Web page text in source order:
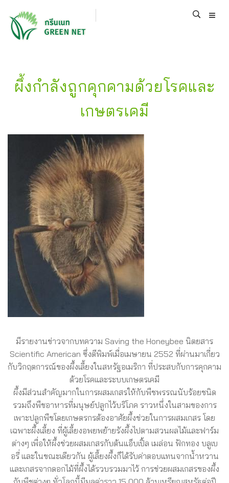
ผึ้งกำลังถูกคุกคามด้วยโรคและ
เกษตรเคมี
มีรายงานข่าวจากบทความ Saving the Honeybee นิตยสาร
Scientific American ซึ่งตีพิมพ์เมื่อเมษายน 2552 ที่ผ่านมาเกี่ยว
กับวิกฤตการณ์ของผึ้งเลี้ยงในสหรัฐอเมริกา ที่ประสบกับการคุกคาม
ด้วยโรคและระบบเกษตรเคมี
ผึ้งมีส่วนสำคัญมากในการผสมเกสรให้กับพืชพรรณนับร้อยชนิด
รวมถึงพืชอาหารที่มนุษย์ปลูกไว้บริโภค ราวหนึ่งในสามของการ
เพาะปลูกพืชโดยเกษตรกรต้องอาศัยผึ้งช่วยในการผสมเกสร โดย
เฉพาะผึ้งเลี้ยง ที่ผู้เลี้ยงอพยพย้ายรังผึ้งไปตามสวนผลไม้และฟาร์ม
ต่างๆ เพื่อให้ผึ้งช่วยผสมเกสรกับต้นแอ็บเปิ้ล เมล่อน ฟักทอง บลูเบ
อรี่ และในขณะเดียวกัน ผู้เลี้ยงผึ้งก็ได้รับค่าตอบแทนจากน้ำหวาน
และเกสรจากดอกไม้ที่ผึ้งได้รวบรวมมาไว้ การช่วยผสมเกสรของผึ้ง